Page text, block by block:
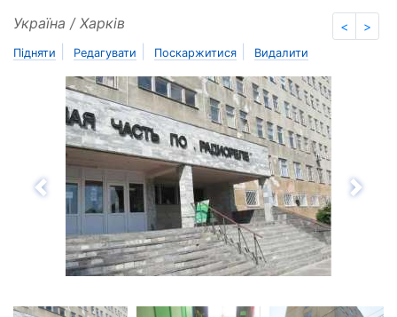
< >
Україна / Харків
Підняти Редагувати Поскаржитися Видалити
Назад